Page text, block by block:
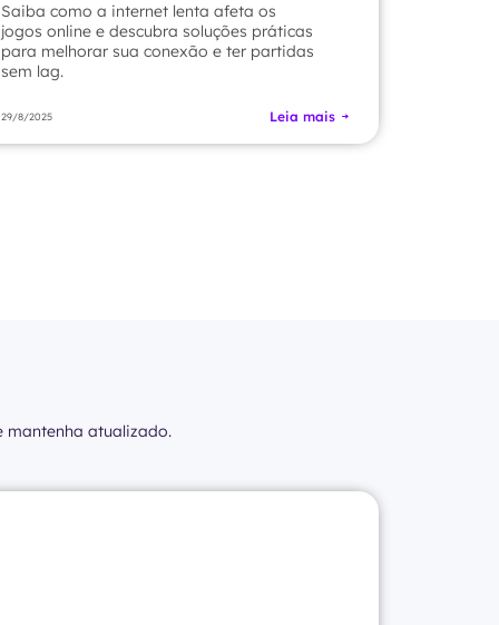
Saiba como a internet lenta afeta os
jogos online e descubra soluções práticas
para melhorar sua conexão e ter partidas
sem lag.
29/8/2025 Leia mais
mantenha atualizado.